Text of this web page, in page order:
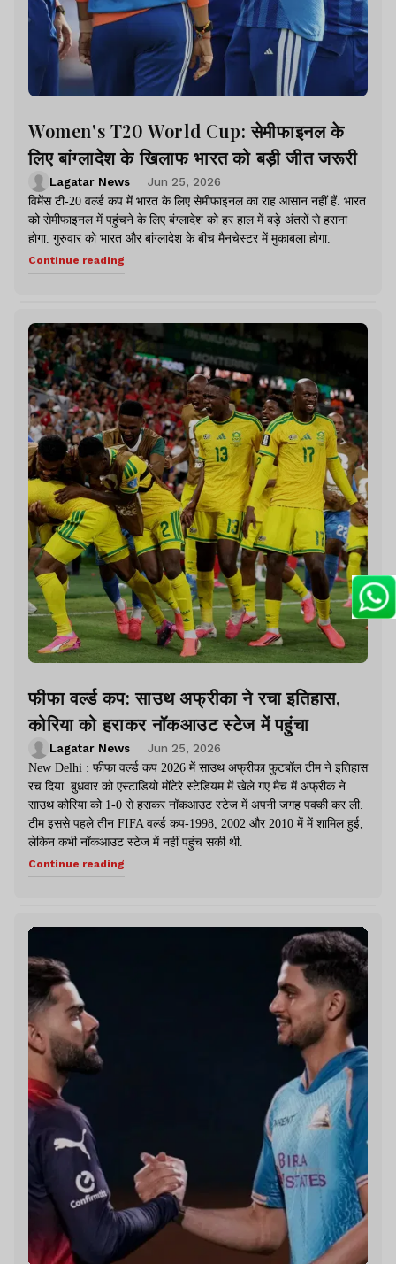
Women's T20 World Cup: सेमीफाइनल के
लिए बांग्लादेश के खिलाफ भारत को बड़ी जीत जरूरी
Lagatar News
Jun 25, 2026
विमेंस टी-20 वर्ल्ड कप में भारत के लिए सेमीफाइनल का राह आसान नहीं हैं. भारत
को सेमीफाइनल में पहुंचने के लिए बंग्लादेश को हर हाल में बड़े अंतरों से हराना
होगा. गुरुवार को भारत और बांग्लादेश के बीच मैनचेस्टर में मुकाबला होगा.
Continue reading
फीफा वर्ल्ड कप: साउथ अफ्रीका ने रचा इतिहास,
कोरिया को हराकर नॉकआउट स्टेज में पहुंचा
Lagatar News
Jun 25, 2026
New Delhi : फीफा वर्ल्ड कप 2026 में साउथ अफ्रीका फुटबॉल टीम ने इतिहास
रच दिया. बुधवार को एस्टाडियो मोंटेरे स्टेडियम में खेले गए मैच में अफ्रीक ने
साउथ कोरिया को 1-0 से हराकर नॉकआउट स्टेज में अपनी जगह पक्की कर ली.
टीम इससे पहले तीन FIFA वर्ल्ड कप-1998, 2002 और 2010 में में शामिल हुई,
लेकिन कभी नॉकआउट स्टेज में नहीं पहुंच सकी थी.
Continue reading